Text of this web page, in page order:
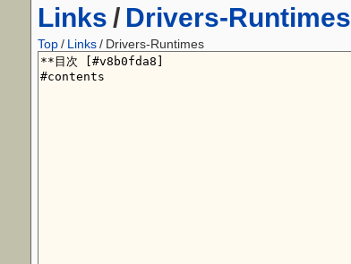
Links / Drivers-Runtimes
Top/ Links/ Drivers-Runtimes